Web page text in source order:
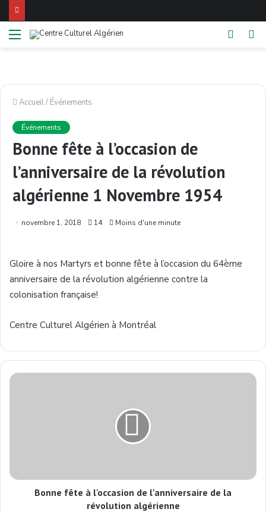
Menu
Switch
Accueil/ Événements
Événements
Bonne fête à l’occasion de
l’anniversaire de la révolution
algérienne 1 Novembre 1954
novembre 1, 2018 14 Moins d'une minute
Gloire à nos Martyrs et bonne fête à l’occasion du 64ème
anniversaire de la révolution algérienne contre la
colonisation française!
Centre Culturel Algérien à Montréal
Bonne fête à l'occasion de l'anniversaire de la
révolution algérienne